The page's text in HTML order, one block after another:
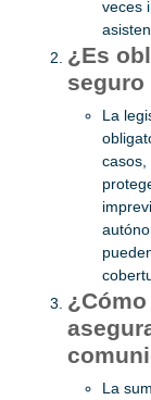
veces
¿Es
seguro
La
casos,
La